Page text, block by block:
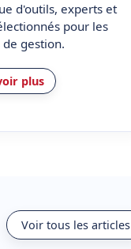
d'outils, experts et
pour les
de gestion.
plus
Voir tous les articles